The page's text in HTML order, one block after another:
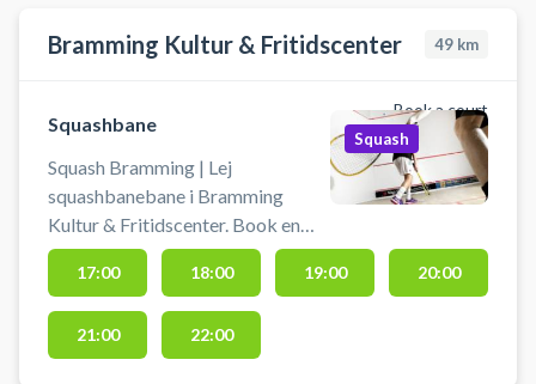
Bramming Kultur & Fritidscenter 49 km
Book a court
Squashbane
Squash Bramming | Lej
squashbanebane i Bramming
Kultur & Fritidscenter. Book en
squashbanebane og spil squash
ved Esbjerg på en af
squashbanerne i Kultur &
Fritidscentret i Bramming.
Squash
17:00 18:00 19:00 20:00
21:00 22:00